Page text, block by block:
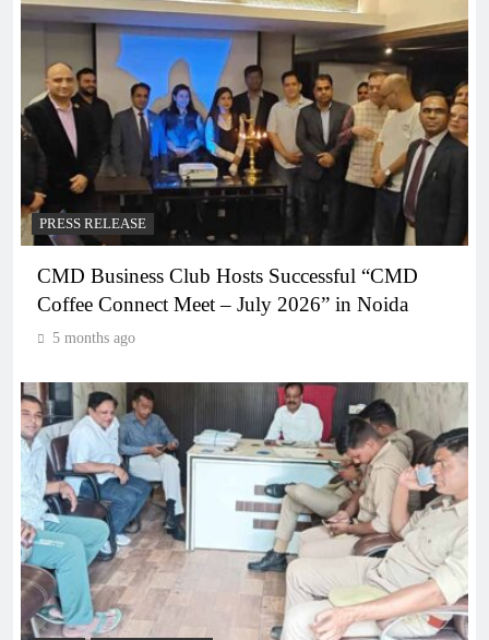
PRESS RELEASE
CMD Business Club Hosts Successful “CMD
Coffee Connect Meet – July 2026” in Noida
5 months ago